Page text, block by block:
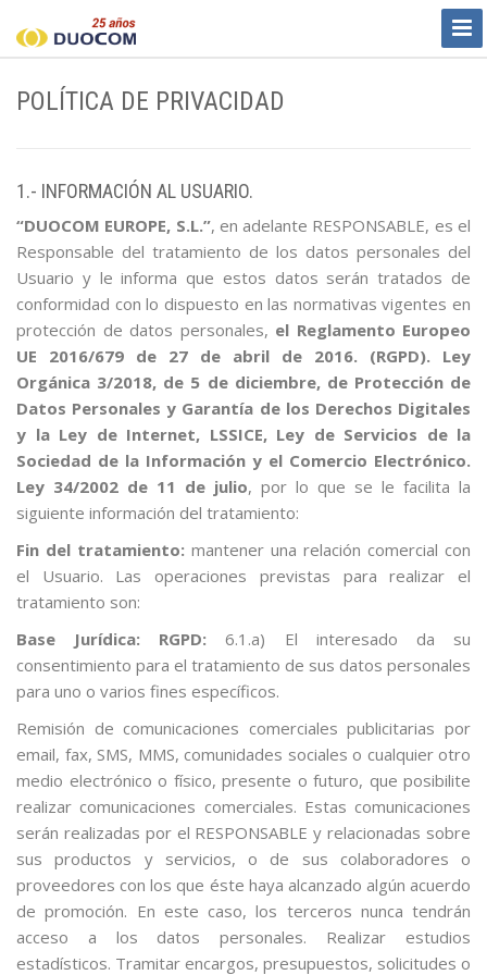
POLÍTICA DE PRIVACIDAD
1.- INFORMACIÓN AL USUARIO.
“DUOCOM EUROPE, S.L.”, en adelante RESPONSABLE, es el
Responsable del tratamiento de los datos personales del
Usuario y le informa que estos datos serán tratados de
conformidad con lo dispuesto en las normativas vigentes en
protección de datos personales, el Reglamento Europeo
UE 2016/679 de 27 de abril de 2016. (RGPD). Ley
Orgánica 3/2018, de 5 de diciembre, de Protección de
Datos Personales y Garantía de los Derechos Digitales
y la Ley de Internet, LSSICE, Ley de Servicios de la
Sociedad de la Información y el Comercio Electrónico.
Ley 34/2002 de 11 de julio, por lo que se le facilita la
siguiente información del tratamiento:
Fin del tratamiento: mantener una relación comercial con
el Usuario. Las operaciones previstas para realizar el
tratamiento son:
Base Jurídica: RGPD: 6.1.a) El interesado da su
consentimiento para el tratamiento de sus datos personales
para uno o varios fines específicos.
Remisión de comunicaciones comerciales publicitarias por
email, fax, SMS, MMS, comunidades sociales o cualquier otro
medio electrónico o físico, presente o futuro, que posibilite
realizar comunicaciones comerciales. Estas comunicaciones
serán realizadas por el RESPONSABLE y relacionadas sobre
sus productos y servicios, o de sus colaboradores o
proveedores con los que éste haya alcanzado algún acuerdo
de promoción. En este caso, los terceros nunca tendrán
acceso a los datos personales. Realizar estudios
estadísticos. Tramitar encargos, presupuestos, solicitudes o